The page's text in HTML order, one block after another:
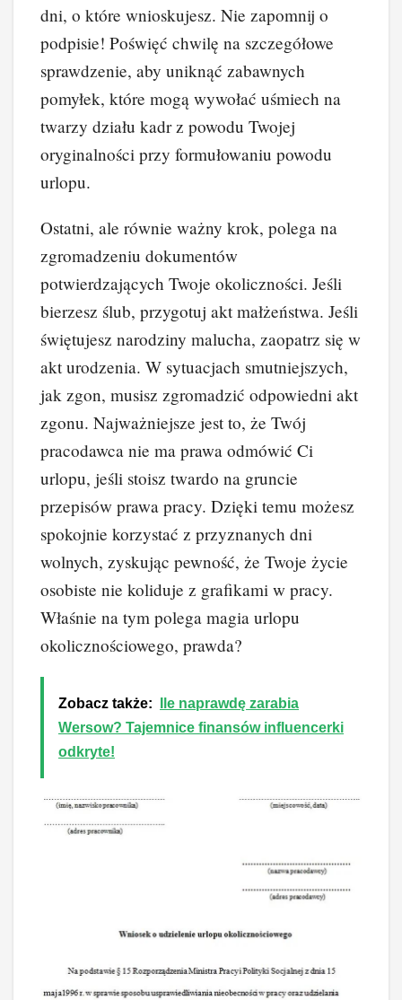
dni, o które wnioskujesz. Nie zapomnij o
podpisie! Poświęć chwilę na szczegółowe
sprawdzenie, aby uniknąć zabawnych
pomyłek, które mogą wywołać uśmiech na
twarzy działu kadr z powodu Twojej
oryginalności przy formułowaniu powodu
urlopu.
Ostatni, ale równie ważny krok, polega na
zgromadzeniu dokumentów
potwierdzających Twoje okoliczności. Jeśli
bierzesz ślub, przygotuj akt małżeństwa. Jeśli
świętujesz narodziny malucha, zaopatrz się w
akt urodzenia. W sytuacjach smutniejszych,
jak zgon, musisz zgromadzić odpowiedni akt
zgonu. Najważniejsze jest to, że Twój
pracodawca nie ma prawa odmówić Ci
urlopu, jeśli stoisz twardo na gruncie
przepisów prawa pracy. Dzięki temu możesz
spokojnie korzystać z przyznanych dni
wolnych, zyskując pewność, że Twoje życie
osobiste nie koliduje z grafikami w pracy.
Właśnie na tym polega magia urlopu
okolicznościowego, prawda?
Zobacz także:
Ile naprawdę zarabia
Wersow? Tajemnice finansów influencerki
odkryte!